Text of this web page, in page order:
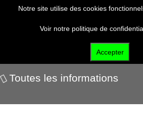
Actualités
Toutes les informations
Notre site utilise des cookies
Voir notre politique de
Accepter